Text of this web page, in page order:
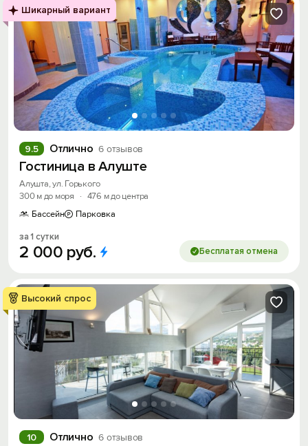
Шикарный вариант
Отлично 6 отзывов
9.5
Гостиница в Алуште
Алушта, ул. Горького
300 м до моря
· 476 м до центра
Бассейн
Парковка
за 1 сутки
2 000 руб. Бесплатая отмена
Высокий спрос
Отлично 6 отзывов
10